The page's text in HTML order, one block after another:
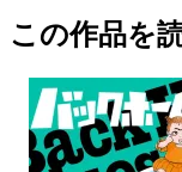
この作品を